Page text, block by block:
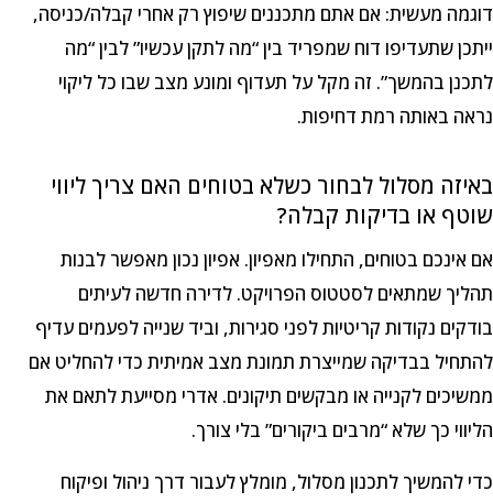
דוגמה מעשית: אם אתם מתכננים שיפוץ רק אחרי קבלה/כניסה,
ייתכן שתעדיפו דוח שמפריד בין “מה לתקן עכשיו” לבין “מה
לתכנן בהמשך”. זה מקל על תעדוף ומונע מצב שבו כל ליקוי
נראה באותה רמת דחיפות.
באיזה מסלול לבחור כשלא בטוחים האם צריך ליווי
שוטף או בדיקות קבלה?
אם אינכם בטוחים, התחילו מאפיון. אפיון נכון מאפשר לבנות
תהליך שמתאים לסטטוס הפרויקט. לדירה חדשה לעיתים
בודקים נקודות קריטיות לפני סגירות, וביד שנייה לפעמים עדיף
להתחיל בבדיקה שמייצרת תמונת מצב אמיתית כדי להחליט אם
ממשיכים לקנייה או מבקשים תיקונים. אדרי מסייעת לתאם את
הליווי כך שלא “מרבים ביקורים” בלי צורך.
כדי להמשיך לתכנון מסלול, מומלץ לעבור דרך ניהול ופיקוח